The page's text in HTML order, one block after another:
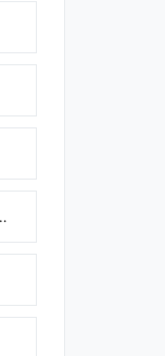
林东就收！